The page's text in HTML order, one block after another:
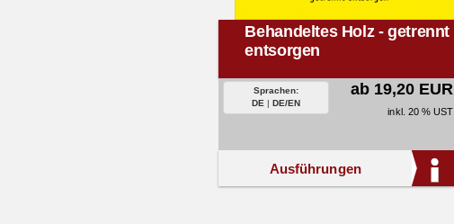
Behandeltes Holz - getrennt
entsorgen
Sprachen:
DE
DE/EN
ab 19,20 EUR
inkl. 20 % UST
Ausführungen